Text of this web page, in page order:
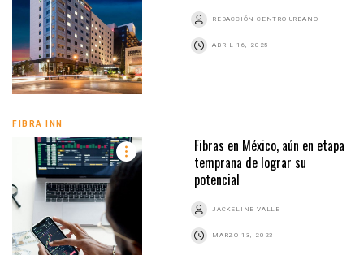
REDACCIÓN CENTRO URBANO
ABRIL 16, 2025
FIBRA INN
Fibras en México, aún en etapa
temprana de lograr su
potencial
JACKELINE VALLE
MARZO 13, 2023